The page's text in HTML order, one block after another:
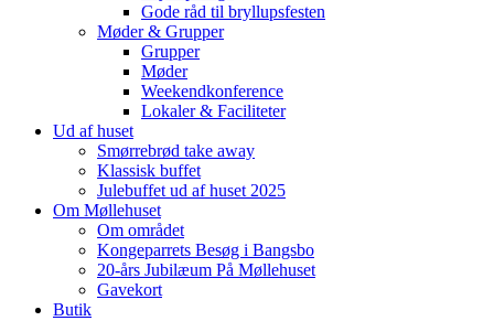
Gode råd til bryllupsfesten
Møder & Grupper
Grupper
Møder
Weekendkonference
Lokaler & Faciliteter
Ud af huset
Smørrebrød take away
Klassisk buffet
Julebuffet ud af huset 2025
Om Møllehuset
Om området
Kongeparrets Besøg i Bangsbo
20-års Jubilæum På Møllehuset
Gavekort
Butik